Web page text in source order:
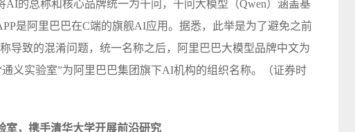
AI的总称和核心品牌统一为千问，千问大模型（Qwen）涵盖基
是阿里巴巴在C端的旗舰AI应用。据悉，此举是为了避免之前
导致的混淆问题，统一名称之后，阿里巴巴大模型品牌中文为
通义实验室”为阿里巴巴集团旗下AI机构的组织名称。（证券时
，携手清华大学开展前沿研究